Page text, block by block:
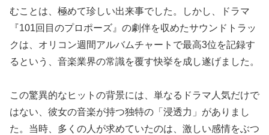
むことは、極めて珍しい出来事でした。しかし、ドラマ
『101回目のプロポーズ』の劇伴を収めたサウンドトラッ
クは、オリコン週間アルバムチャートで最高3位を記録す
るという、音楽業界の常識を覆す快挙を成し遂げました。
この驚異的なヒットの背景には、単なるドラマ人気だけで
はない、彼女の音楽が持つ独特の「浸透力」がありまし
た。当時、多くの人が求めていたのは、激しい感情をぶつ